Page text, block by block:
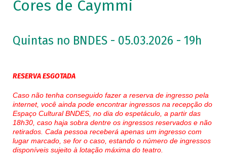
Cores de Caymmi
Quintas no BNDES - 05.03.2026 - 19h
RESERVA ESGOTADA
Caso não tenha conseguido fazer a reserva de ingresso pela
internet, você ainda pode encontrar ingressos na recepção do
Espaço Cultural BNDES, no dia do espetáculo, a partir das
18h30, caso haja sobra dentre os ingressos reservados e não
retirados. Cada pessoa receberá apenas um ingresso com
lugar marcado, se for o caso, estando o número de ingressos
disponíveis sujeito à lotação máxima do teatro.